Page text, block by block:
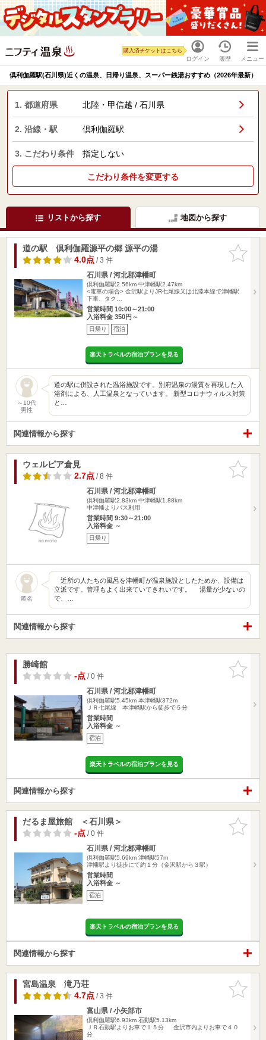
ログイン
購入済チケットはこちら
履歴 メニュー
倶利伽羅駅(石川県)近くの温泉、日帰り温泉、スーパー銭湯おすすめ（2026年最新）
1. 都道府県 北陸・甲信越 / 石川県
2. 沿線・駅 倶利伽羅駅
3. こだわり条件 指定しない
こだわり条件を変更する
リストから探す 地図から探す
お気に入
りに追加
道の駅 倶利伽羅源平の郷 源平の湯
4.0点/ 3 件
石川県 / 河北郡津幡町
倶利伽羅駅2.56km 中津幡駅2.47km
<電車の場合> 金沢駅よりJR七尾線又は北陸本線で津幡駅
下車、タク…
営業時間 10:00～21:00
入浴料金 350円～
日帰り 宿泊
楽天トラベルの宿泊プランを見る
～10代
男性
道の駅に併設された温浴施設です。別府温泉の湯質を再現した入
浴剤による、人工温泉となっています。 新型コロナウィルス対策
と…
関連情報から探す
お気に入
りに追加
ウェルピア倉見
2.7点/ 8 件
石川県 / 河北郡津幡町
倶利伽羅駅2.83km 中津幡駅1.88km
中津幡よりバス利用
営業時間 9:30～21:00
入浴料金 ～
日帰り
匿名
近所の人たちの風呂を津幡町が温泉施設としたためか、設備は
立派です。管理もよく出来ていてきれいです。 湯量が少ないの
で、…
関連情報から探す
お気に入
りに追加
勝崎館
-点/ 0 件
石川県 / 河北郡津幡町
倶利伽羅駅5.45km 本津幡駅372m
ＪＲ七尾線 本津幡駅から徒歩で５分
営業時間
入浴料金 ～
宿泊
楽天トラベルの宿泊プランを見る
関連情報から探す
お気に入
りに追加
だるま屋旅館 ＜石川県＞
-点/ 0 件
石川県 / 河北郡津幡町
倶利伽羅駅5.69km 津幡駅57m
津幡駅より徒歩にて約１分（金沢駅から３駅）
営業時間
入浴料金 ～
宿泊
楽天トラベルの宿泊プランを見る
関連情報から探す
お気に入
りに追加
宮島温泉 滝乃荘
4.7点/ 3 件
富山県 / 小矢部市
倶利伽羅駅6.93km 石動駅5.13km
ＪＲ石動駅よりお車で１５分 金沢市内よりお車で４０
分